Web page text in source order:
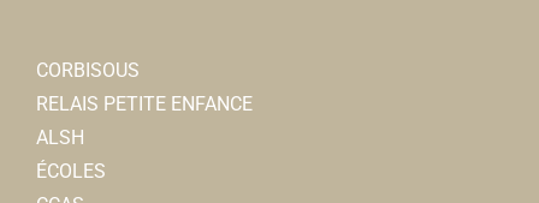
CORBISOUS
RELAIS PETITE ENFANCE
ALSH
ÉCOLES